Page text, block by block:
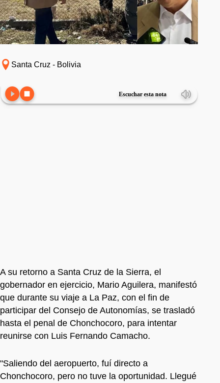
Santa Cruz - Bolivia
Escuchar esta nota
A su retorno a Santa Cruz de la Sierra, el
gobernador en ejercicio, Mario Aguilera, manifestó
que durante su viaje a La Paz, con el fin de
participar del Consejo de Autonomías, se trasladó
hasta el penal de Chonchocoro, para intentar
reunirse con Luis Fernando Camacho.
"Saliendo del aeropuerto, fuí directo a
Chonchocoro, pero no tuve la oportunidad. Llegué